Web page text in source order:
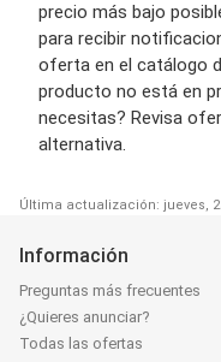
precio más bajo
para recibir
oferta en el catálogo
producto no está en
necesitas? Revisa
alternativa.
Última actualización: jueves,
Información
Preguntas más frecuentes
¿Quieres anunciar?
Todas las ofertas